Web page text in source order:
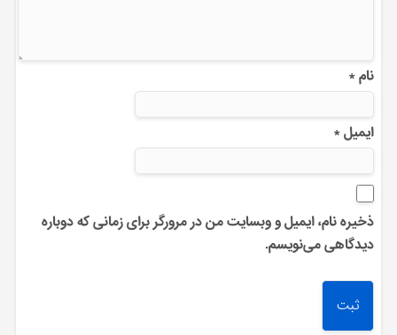
نام*
ایمیل*
ذخیره نام، ایمیل و وبسایت من در مرورگر برای زمانی که دوباره
دیدگاهی می‌نویسم.